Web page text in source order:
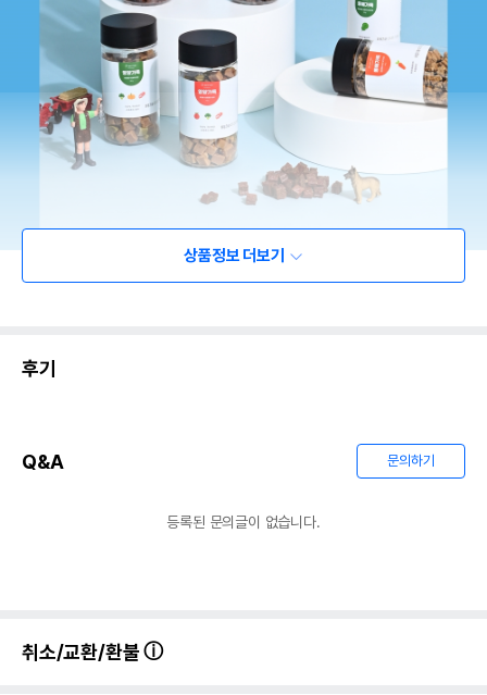
상품정보 더보기
후기
Q&A 문의하기
등록된 문의글이 없습니다.
취소/교환/환불